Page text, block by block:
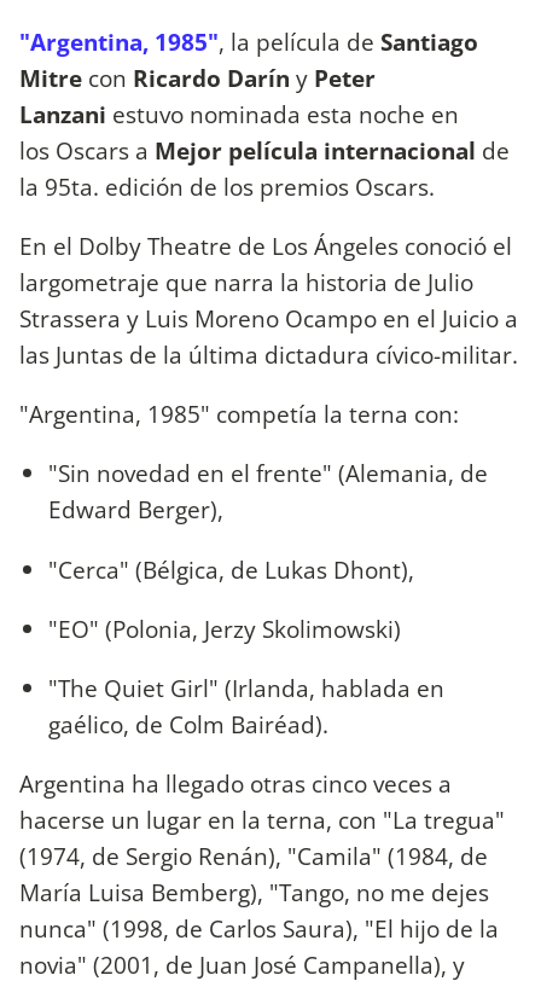
"Argentina, 1985", la película de Santiago
Mitre con Ricardo Darín y Peter
Lanzani estuvo nominada esta noche en
los Oscars a Mejor película internacional de
la 95ta. edición de los premios Oscars.
En el Dolby Theatre de Los Ángeles conoció el
largometraje que narra la historia de Julio
Strassera y Luis Moreno Ocampo en el Juicio a
las Juntas de la última dictadura cívico-militar.
"Argentina, 1985" competía la terna con:
"Sin novedad en el frente" (Alemania, de
Edward Berger),
"Cerca" (Bélgica, de Lukas Dhont),
"EO" (Polonia, Jerzy Skolimowski)
"The Quiet Girl" (Irlanda, hablada en
gaélico, de Colm Bairéad).
Argentina ha llegado otras cinco veces a
hacerse un lugar en la terna, con "La tregua"
(1974, de Sergio Renán), "Camila" (1984, de
María Luisa Bemberg), "Tango, no me dejes
nunca" (1998, de Carlos Saura), "El hijo de la
novia" (2001, de Juan José Campanella), y